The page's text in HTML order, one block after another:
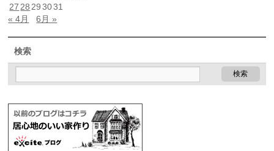
27 28 29 3031
« 4月
6月 »
検索